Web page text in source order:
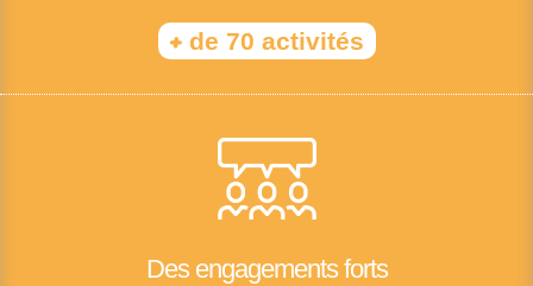
+de 70 activités
Des engagements forts